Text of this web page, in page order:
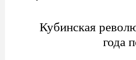
Кубинская
года